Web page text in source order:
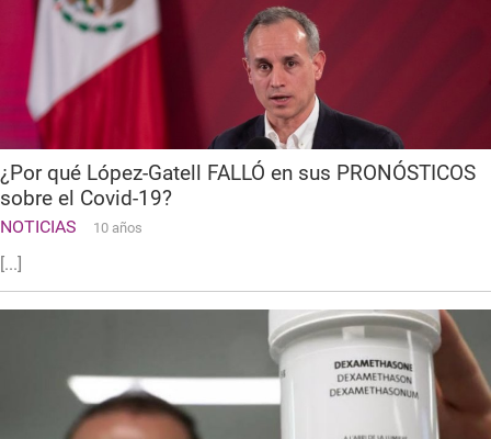
¿Por qué López-Gatell FALLÓ en sus PRONÓSTICOS
sobre el Covid-19?
NOTICIAS 10 años
[...]